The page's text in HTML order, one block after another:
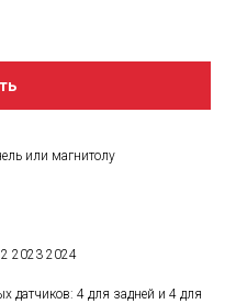
или магнитолу
2023 2024
датчиков: 4 для задней и 4 для